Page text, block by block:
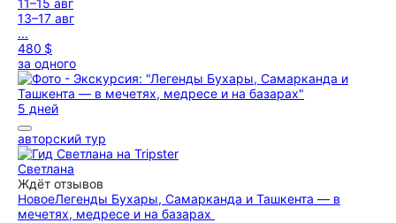
11–15 авг
13–17 авг
...
480 $
за одного
5 дней
авторский тур
Светлана
Ждёт отзывов
НовоеЛегенды Бухары, Самарканда и Ташкента — в
мечетях, медресе и на базарах